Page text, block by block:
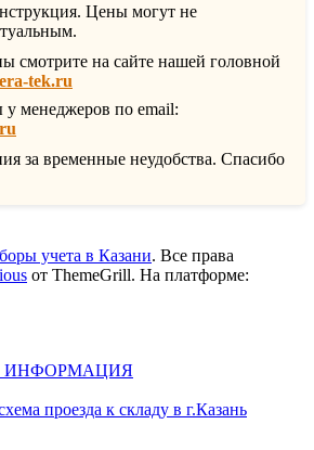
Цены могут не
смотрите на сайте нашей головной
tek.ru
менеджеров по email:
за временные неудобства. Спасибо
учета в Казани. Все права
от ThemeGrill. На платформе:
ИНФОРМАЦИЯ
проезда к складу в г.Казань